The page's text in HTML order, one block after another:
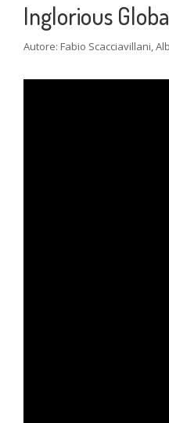
Inglorious
Autore: Fabio Scacciavillani,